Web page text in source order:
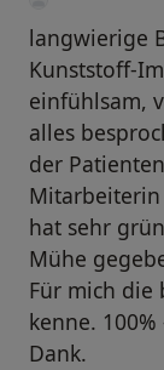
langwierige
Kunststoff-
einfühlsam,
alles
der
hat sehr
Mühe
Für mich die
kenne.
Dank.